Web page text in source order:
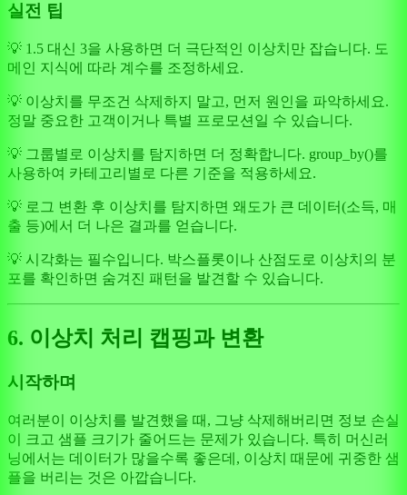
실전 팁
💡 1.5 대신 3을 사용하면 더 극단적인 이상치만 잡습니다. 도
메인 지식에 따라 계수를 조정하세요.
💡 이상치를 무조건 삭제하지 말고, 먼저 원인을 파악하세요.
정말 중요한 고객이거나 특별 프로모션일 수 있습니다.
💡 그룹별로 이상치를 탐지하면 더 정확합니다. group_by()를
사용하여 카테고리별로 다른 기준을 적용하세요.
💡 로그 변환 후 이상치를 탐지하면 왜도가 큰 데이터(소득, 매
출 등)에서 더 나은 결과를 얻습니다.
💡 시각화는 필수입니다. 박스플롯이나 산점도로 이상치의 분
포를 확인하면 숨겨진 패턴을 발견할 수 있습니다.
6. 이상치 처리 캡핑과 변환
시작하며
여러분이 이상치를 발견했을 때, 그냥 삭제해버리면 정보 손실
이 크고 샘플 크기가 줄어드는 문제가 있습니다. 특히 머신러
닝에서는 데이터가 많을수록 좋은데, 이상치 때문에 귀중한 샘
플을 버리는 것은 아깝습니다.